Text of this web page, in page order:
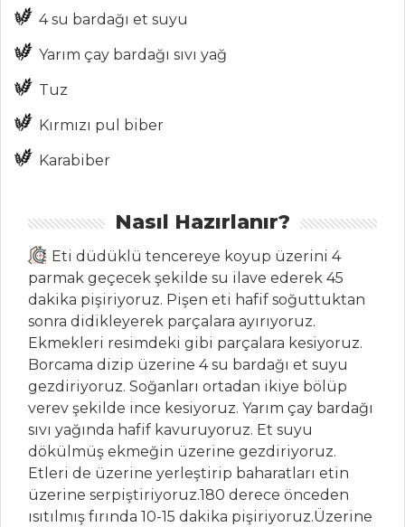
KARİDESLİ SALATA
Tavuk Etli Yeşil
Tarifleri
YEMEKLERI
Güveçte
Karalahana Sarması
Bal Kabaklı
Patates Graten
Patatesli Kabak
Mücver
Sebze Yemekleri
Tüm Tarifleri
İÇECEKLER
4 su bardağı et suyu
Yarım çay bardağı sıvı yağ
Tuz
Kırmızı pul biber
Karabiber
Nasıl Hazırlanır?
Eti düdüklü tencereye koyup üzerini 4
parmak geçecek şekilde su ilave ederek 45
dakika pişiriyoruz. Pişen eti hafif soğuttuktan
sonra didikleyerek parçalara ayırıyoruz.
Ekmekleri resimdeki gibi parçalara kesiyoruz.
Borcama dizip üzerine 4 su bardağı et suyu
gezdiriyoruz. Soğanları ortadan ikiye bölüp
verev şekilde ince kesiyoruz. Yarım çay bardağı
sıvı yağında hafif kavuruyoruz. Et suyu
dökülmüş ekmeğin üzerine gezdiriyoruz.
Etleri de üzerine yerleştirip baharatları etin
üzerine serpiştiriyoruz.180 derece önceden
ısıtılmış fırında 10-15 dakika pişiriyoruz.Üzerine